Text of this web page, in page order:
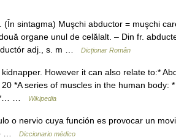
sintagma) Muşchi abductor = muşchi
organe unul de celălalt. – Din fr.
adj., s. m …
Dicționar Român
However it can also relate to:*
*A series of muscles in the human body:
**… …
Wikipedia
o nervio cuya función es provocar un
…
Diccionario médico